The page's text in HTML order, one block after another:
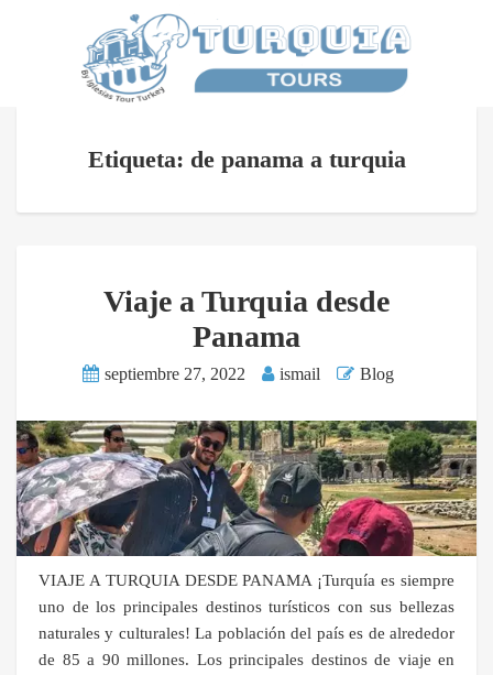
Etiqueta: de panama a turquia
Viaje a Turquia desde
Panama
septiembre 27, 2022 ismail Blog
VIAJE A TURQUIA DESDE PANAMA ¡Turquía es siempre
uno de los principales destinos turísticos con sus bellezas
naturales y culturales! La población del país es de alrededor
de 85 a 90 millones. Los principales destinos de viaje en